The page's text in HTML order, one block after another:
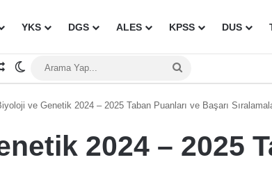
YKS DGS ALES KPSS DUS
Rastgele Makale
Dış görünümü değiştir
ve Genetik 2024 – 2025 Taban Puanları ve Başarı
2024 – 2025